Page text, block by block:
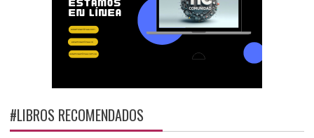
#LIBROS RECOMENDADOS